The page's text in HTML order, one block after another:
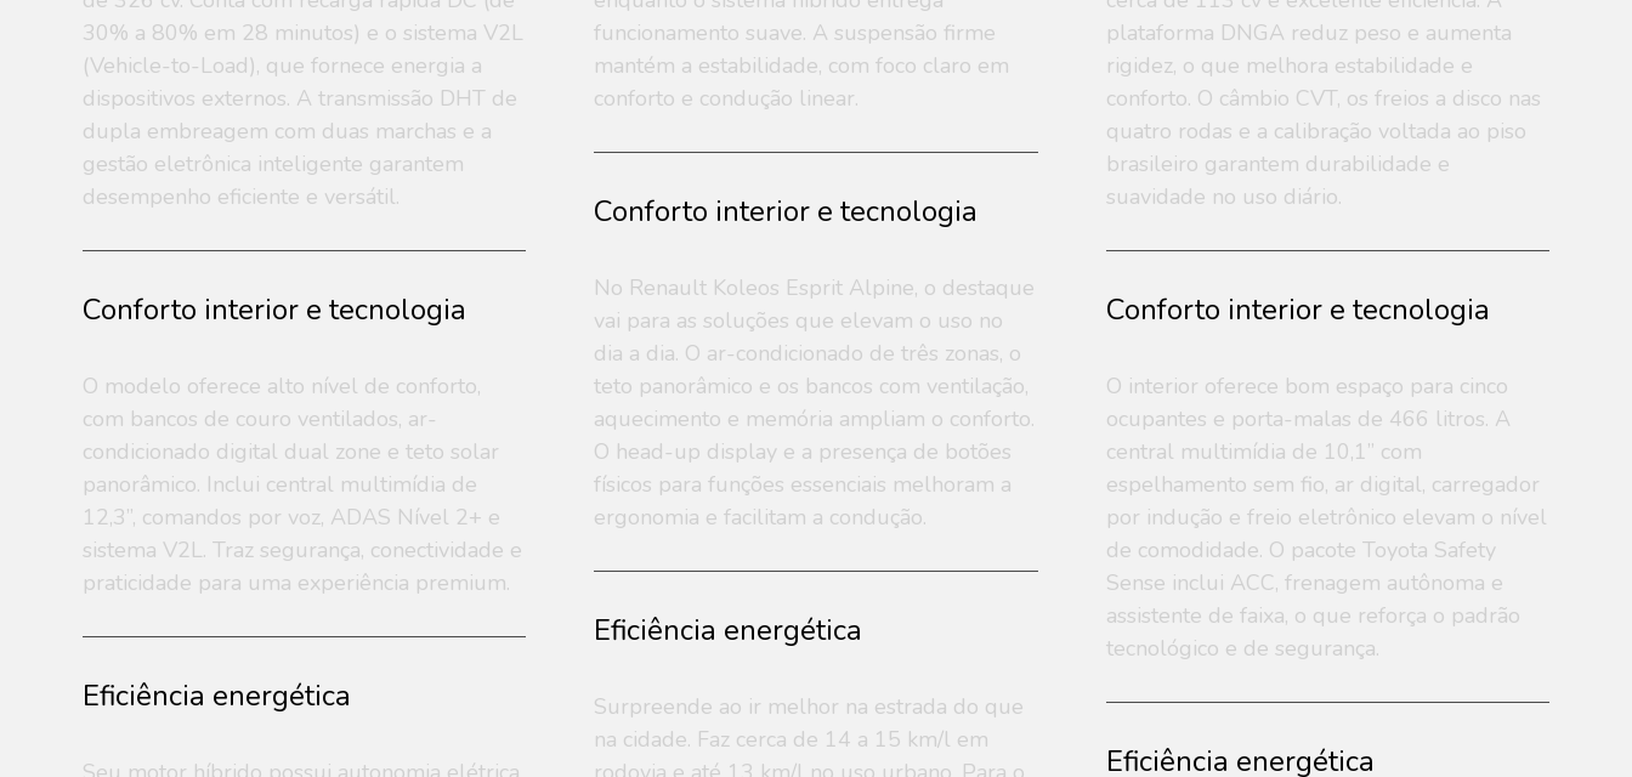
30% a 80% em 28 minutos) e o sistema V2L
(Vehicle-to-Load), que fornece energia a
dispositivos externos. A transmissão DHT de
dupla embreagem com duas marchas e a
gestão eletrônica inteligente garantem
desempenho eficiente e versátil.
Conforto interior e tecnologia
O modelo oferece alto nível de conforto,
com bancos de couro ventilados, ar-
condicionado digital dual zone e teto solar
panorâmico. Inclui central multimídia de
12,3”, comandos por voz, ADAS Nível 2+ e
sistema V2L. Traz segurança, conectividade e
praticidade para uma experiência premium.
Eficiência energética
funcionamento suave. A suspensão firme
mantém a estabilidade, com foco claro em
conforto e condução linear.
Conforto interior e tecnologia
No Renault Koleos Esprit Alpine, o destaque
vai para as soluções que elevam o uso no
dia a dia. O ar-condicionado de três zonas, o
teto panorâmico e os bancos com ventilação,
aquecimento e memória ampliam o conforto.
O head-up display e a presença de botões
físicos para funções essenciais melhoram a
ergonomia e facilitam a condução.
Eficiência energética
Surpreende ao ir melhor na estrada do que
na cidade. Faz cerca de 14 a 15 km/l em
plataforma DNGA reduz peso e aumenta
rigidez, o que melhora estabilidade e
conforto. O câmbio CVT, os freios a disco nas
quatro rodas e a calibração voltada ao piso
brasileiro garantem durabilidade e
suavidade no uso diário.
Conforto interior e tecnologia
O interior oferece bom espaço para cinco
ocupantes e porta-malas de 466 litros. A
central multimídia de 10,1” com
espelhamento sem fio, ar digital, carregador
por indução e freio eletrônico elevam o nível
de comodidade. O pacote Toyota Safety
Sense inclui ACC, frenagem autônoma e
assistente de faixa, o que reforça o padrão
tecnológico e de segurança.
Eficiência energética